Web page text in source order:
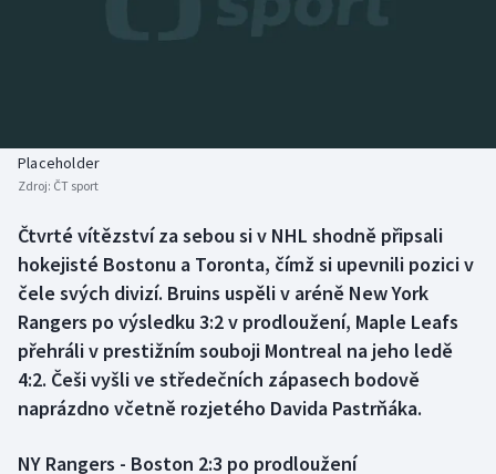
Biatlon
Box
Curling
Dostihy
Florbal
Aplikace ČT sport
Placeholder
Zdroj: ČT sport
Čtvrté vítězství za sebou si v NHL shodně připsali
hokejisté Bostonu a Toronta, čímž si upevnili pozici v
čele svých divizí. Bruins uspěli v aréně New York
Rangers po výsledku 3:2 v prodloužení, Maple Leafs
přehráli v prestižním souboji Montreal na jeho ledě
4:2. Češi vyšli ve středečních zápasech bodově
naprázdno včetně rozjetého Davida Pastrňáka.
NY Rangers - Boston 2:3 po prodloužení